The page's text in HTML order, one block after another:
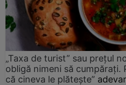
„Taxa de turist” sau prețul
obligă nimeni să cumpărați.
că cineva le plătește”